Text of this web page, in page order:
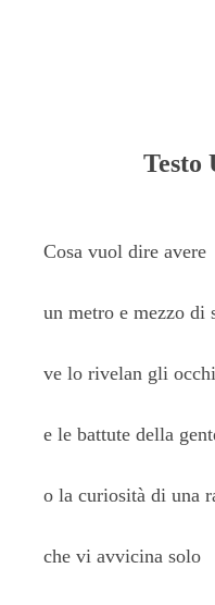
Testo
Cosa vuol dire avere
un metro e mezzo di
ve lo rivelan gli occhi
e le battute della
o la curiosità di una
che vi avvicina solo